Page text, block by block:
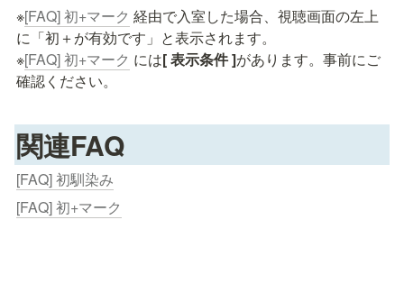
※[FAQ] 初+マーク 経由で入室した場合、視聴画面の左上
に「初＋が有効です」と表示されます。
※[FAQ] 初+マーク には[ 表示条件 ]があります。事前にご
確認ください。
関連FAQ
[FAQ] 初馴染み
[FAQ] 初+マーク